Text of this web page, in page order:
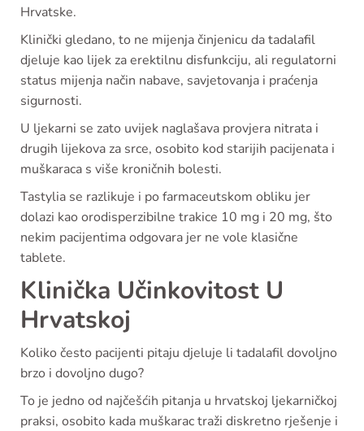
Hrvatske.
Klinički gledano, to ne mijenja činjenicu da tadalafil
djeluje kao lijek za erektilnu disfunkciju, ali regulatorni
status mijenja način nabave, savjetovanja i praćenja
sigurnosti.
U ljekarni se zato uvijek naglašava provjera nitrata i
drugih lijekova za srce, osobito kod starijih pacijenata i
muškaraca s više kroničnih bolesti.
Tastylia se razlikuje i po farmaceutskom obliku jer
dolazi kao orodisperzibilne trakice 10 mg i 20 mg, što
nekim pacijentima odgovara jer ne vole klasične
tablete.
Klinička Učinkovitost U
Hrvatskoj
Koliko često pacijenti pitaju djeluje li tadalafil dovoljno
brzo i dovoljno dugo?
To je jedno od najčešćih pitanja u hrvatskoj ljekarničkoj
praksi, osobito kada muškarac traži diskretno rješenje i